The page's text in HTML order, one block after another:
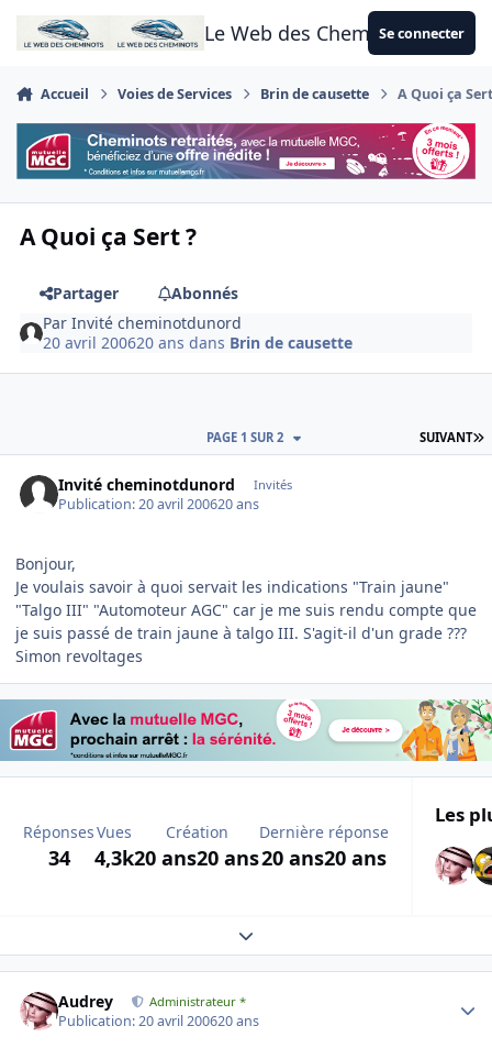
Aller au contenu
Le Web des CheminotsSe connecter
Accueil Voies de Services Brin de causette A Quoi ça
A Quoi ça Sert ?
Partager
Abonnés
ParInvité cheminotdunord
20 avril 200620 ans dans Brin de causette
SUIVANT
PAGE 1 SUR 2
Invité cheminotdunord Invités
Publication:20 avril 200620 ans
Bonjour,
Je voulais savoir à quoi servait les indications "Train jaune"
"Talgo III" "Automoteur AGC" car je me suis rendu compte que
je suis passé de train jaune à talgo III. S'agit-il d'un grade ???
Simon revoltages
Réponses
34
Vues
4,3k
Création
20 ans20 ans
Dernière réponse
20 ans20 ans
Les
Expand topic overview
Audrey Administrateur *
Publication:20 avril 200620 ans